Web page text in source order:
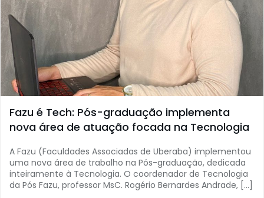
Fazu é Tech: Pós-graduação implementa
nova área de atuação focada na Tecnologia
A Fazu (Faculdades Associadas de Uberaba) implementou
uma nova área de trabalho na Pós-graduação, dedicada
inteiramente à Tecnologia. O coordenador de Tecnologia
da Pós Fazu, professor MsC. Rogério Bernardes Andrade, […]